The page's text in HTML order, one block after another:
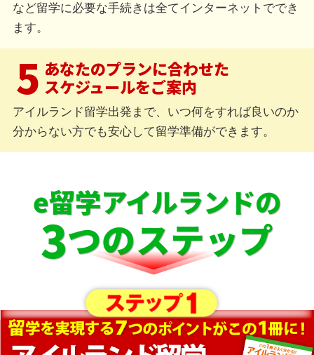
など留学に必要な手続きは全てインターネットででき
ます。
5 あなたのプランに合わせた
スケジュールをご案内
アイルランド留学出発まで、いつ何をすれば良いのか
分からない方でも安心して留学準備ができます。
e留学アイルランドの
3つのステップ